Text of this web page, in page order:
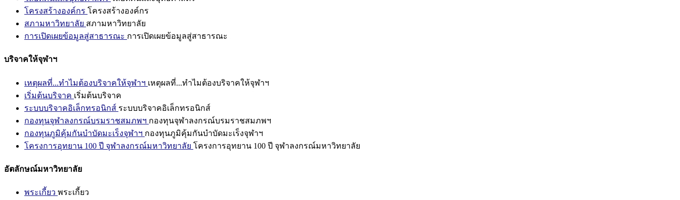
โครงสร้างองค์กร โครงสร้างองค์กร
สภามหาวิทยาลัย สภามหาวิทยาลัย
การเปิดเผยข้อมูลสู่สาธารณะ การเปิดเผยข้อมูลสู่สาธารณะ
บริจาคให้จุฬาฯ
เหตุผลที่...ทำไมต้องบริจาคให้จุฬาฯ เหตุผลที่...ทำไมต้องบริจาคให้จุฬาฯ
เริ่มต้นบริจาค เริ่มต้นบริจาค
ระบบบริจาคอิเล็กทรอนิกส์ ระบบบริจาคอิเล็กทรอนิกส์
กองทุนจุฬาลงกรณ์บรมราชสมภพฯ กองทุนจุฬาลงกรณ์บรมราชสมภพฯ
กองทุนภูมิคุ้มกันบำบัดมะเร็งจุฬาฯ กองทุนภูมิคุ้มกันบำบัดมะเร็งจุฬาฯ
โครงการอุทยาน 100 ปี จุฬาลงกรณ์มหาวิทยาลัย โครงการอุทยาน 100 ปี จุฬาลงกรณ์มหาวิทยาลัย
อัตลักษณ์มหาวิทยาลัย
พระเกี้ยว พระเกี้ยว